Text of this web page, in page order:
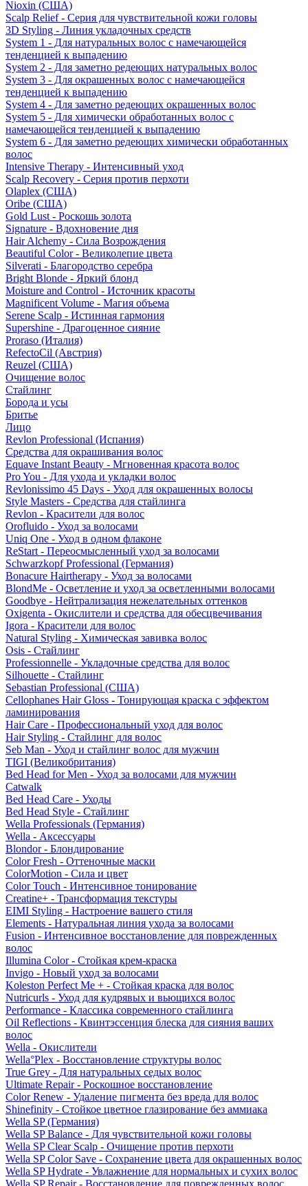
Nioxin (США)
Scalp Relief - Серия для чувствительной кожи головы
3D Styling - Линия укладочных средств
System 1 - Для натуральных волос с намечающейся
тенденцией к выпадению
System 2 - Для заметно редеющих натуральных волос
System 3 - Для окрашенных волос с намечающейся
тенденцией к выпадению
System 4 - Для заметно редеющих окрашенных волос
System 5 - Для химически обработанных волос с
намечающейся тенденцией к выпадению
System 6 - Для заметно редеющих химически обработанных
волос
Intensive Therapy - Интенсивный уход
Scalp Recovery - Серия против перхоти
Olaplex (США)
Oribe (США)
Gold Lust - Роскошь золота
Signature - Вдохновение дня
Hair Alchemy - Сила Возрождения
Beautiful Color - Великолепие цвета
Silverati - Благородство серебра
Bright Blonde - Яркий блонд
Moisture and Control - Источник красоты
Magnificent Volume - Магия объема
Serene Scalp - Истинная гармония
Supershine - Драгоценное сияние
Proraso (Италия)
RefectoCil (Австрия)
Reuzel (США)
Очищение волос
Стайлинг
Борода и усы
Бритье
Лицо
Revlon Professional (Испания)
Средства для окрашивания волос
Equave Instant Beauty - Мгновенная красота волос
Pro You - Для ухода и укладки волос
Revlonissimo 45 Days - Уход для окрашенных волосы
Style Masters - Средства для стайлинга
Revlon - Красители для волос
Orofluido - Уход за волосами
Uniq One - Уход в одном флаконе
ReStart - Переосмысленный уход за волосами
Schwarzkopf Professional (Германия)
Bonacure Hairtherapy - Уход за волосами
BlondMe - Осветление и уход за осветленными волосами
Goodbye - Нейтрализация нежелательных оттенков
Oxigenta - Окислители и средства для обесцвечивания
Igora - Красители для волос
Natural Styling - Химическая завивка волос
Osis - Стайлинг
Professionnelle - Укладочные средства для волос
Silhouette - Стайлинг
Sebastian Professional (США)
Cellophanes Hair Gloss - Тонирующая краска с эффектом
ламинирования
Hair Care - Профессиональный уход для волос
Hair Styling - Стайлинг для волос
Seb Man - Уход и стайлинг волос для мужчин
TIGI (Великобритания)
Bed Head for Men - Уход за волосами для мужчин
Catwalk
Bed Head Care - Уходы
Bed Head Style - Стайлинг
Wella Professionals (Германия)
Wella - Аксессуары
Blondor - Блондирование
Color Fresh - Оттеночные маски
ColorMotion - Сила и цвет
Color Touch - Интенсивное тонирование
Creatine+ - Трансформация текстуры
EIMI Styling - Настроение вашего стиля
Elements - Натуральная линия ухода за волосами
Fusion - Интенсивное восстановление для поврежденных
волос
Illumina Color - Стойкая крем-краска
Invigo - Новый уход за волосами
Koleston Perfect Me + - Стойкая краска для волос
Nutricurls - Уход для кудрявых и вьющихся волос
Performance - Классика современного стайлинга
Oil Reflections - Квинтэссенция блеска для сияния ваших
волос
Wella - Окислители
Wella°Plex - Восстановление структуры волос
True Grey - Для натуральных седых волос
Ultimate Repair - Роскошное восстановление
Color Renew - Удаление пигмента без вреда для волос
Shinefinity - Стойкое цветное глазирование без аммиака
Wella SP (Германия)
Wella SP Balance - Для чувствительной кожи головы
Wella SP Clear Scalp - Очищение против перхоти
Wella SP Color Save - Сохранение цвета для окрашенных волос
Wella SP Hydrate - Увлажнение для нормальных и сухих волос
Wella SP Repair - Восстановление для поврежденных волос